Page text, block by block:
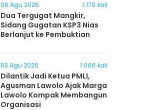
06 Agu 2026 1.170 kali
Dua Tergugat Mangkir,
Sidang Gugatan KSP3 Nias
Berlanjut ke Pembuktian
03 Agu 2026 1.066 kali
Dilantik Jadi Ketua PMLI,
Agusman Lawolo Ajak Marga
Lawolo Kompak Membangun
Organisasi